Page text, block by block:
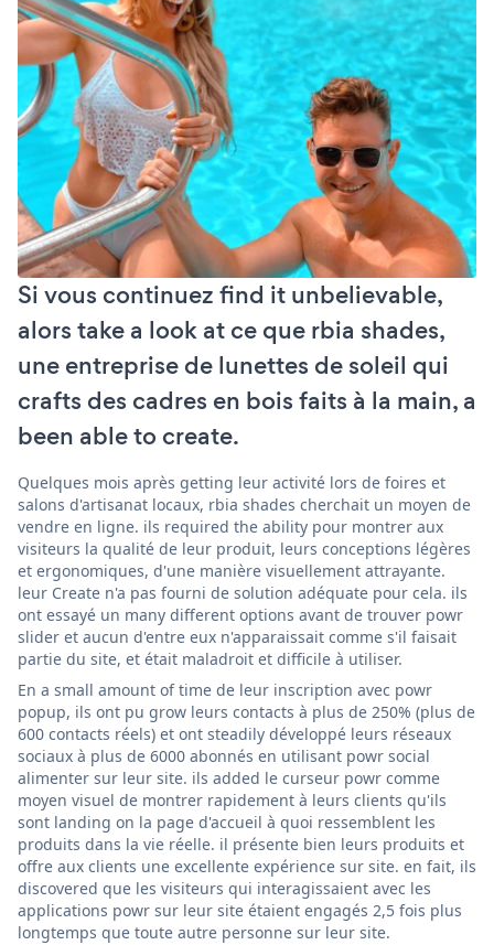
Si vous continuez find it unbelievable,
alors take a look at ce que rbia shades,
une entreprise de lunettes de soleil qui
crafts des cadres en bois faits à la main, a
been able to create.
Quelques mois après getting leur activité lors de foires et
salons d'artisanat locaux, rbia shades cherchait un moyen de
vendre en ligne. ils required the ability pour montrer aux
visiteurs la qualité de leur produit, leurs conceptions légères
et ergonomiques, d'une manière visuellement attrayante.
leur Create n'a pas fourni de solution adéquate pour cela. ils
ont essayé un many different options avant de trouver powr
slider et aucun d'entre eux n'apparaissait comme s'il faisait
partie du site, et était maladroit et difficile à utiliser.
En a small amount of time de leur inscription avec powr
popup, ils ont pu grow leurs contacts à plus de 250% (plus de
600 contacts réels) et ont steadily développé leurs réseaux
sociaux à plus de 6000 abonnés en utilisant powr social
alimenter sur leur site. ils added le curseur powr comme
moyen visuel de montrer rapidement à leurs clients qu'ils
sont landing on la page d'accueil à quoi ressemblent les
produits dans la vie réelle. il présente bien leurs produits et
offre aux clients une excellente expérience sur site. en fait, ils
discovered que les visiteurs qui interagissaient avec les
applications powr sur leur site étaient engagés 2,5 fois plus
longtemps que toute autre personne sur leur site.